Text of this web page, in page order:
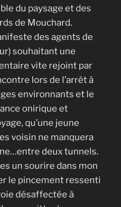
du paysage et des
de Mouchard.
des agents de
souhaitant une
vite rejoint par
lors de l’arrêt à
environnants et le
onirique et
qu’une jeune
voisin ne manquera
deux tunnels.
un sourire dans mon
le pincement ressenti
désaffectée à